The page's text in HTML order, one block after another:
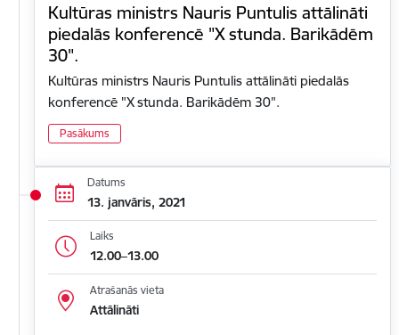
Kultūras ministrs Nauris Puntulis attālināti
piedalās konferencē "X stunda. Barikādēm
30".
Kultūras ministrs Nauris Puntulis attālināti piedalās
konferencē "X stunda. Barikādēm 30".
Pasākums
Datums
13. janvāris, 2021
Laiks
12.00–13.00
Atrašanās vieta
Attālināti